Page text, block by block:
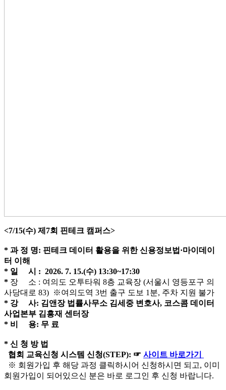
<7/15(수) 제7회 핀테크 캠퍼스>
* 과 정 명: 핀테크 데이터 활용을 위한 신용정보법·마이데이
터 이해
* 일 시 : 2026. 7. 15.(수) 13:30~17:30
* 장 소 : 여의도 오투타워 8층 교육장 (서울시 영등포구 의
사당대로 83) ※여의도역 3번 출구 도보 1분, 주차 지원 불가
* 강 사: 김앤장 법률사무소 김세중 변호사, 코스콤 데이터
사업본부 김흥재 센터장
* 비 용: 무 료
* 신 청 방 법
협회 교육신청 시스템 신청(STEP): ☞ 사이트 바로가기
※ 회원가입 후 해당 과정 클릭하시어 신청하시면 되고, 이미
회원가입이 되어있으신 분은 바로 로그인 후 신청 바랍니다.